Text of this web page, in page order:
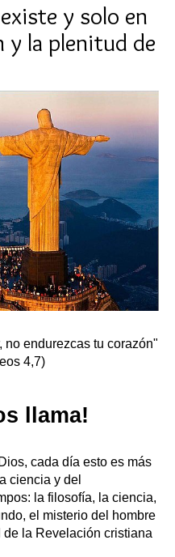
y solo en
y la plenitud de
no endurezcas tu corazón"
4,7)
llama!
cada día esto es más
ciencia y del
la filosofía, la ciencia,
el misterio del hombre
la Revelación cristiana